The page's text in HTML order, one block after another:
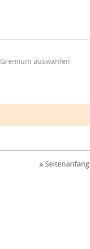
Gremium auswählen
Seitenanfang